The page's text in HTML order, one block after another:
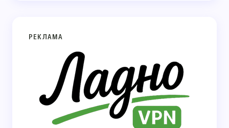
РЕКЛАМА